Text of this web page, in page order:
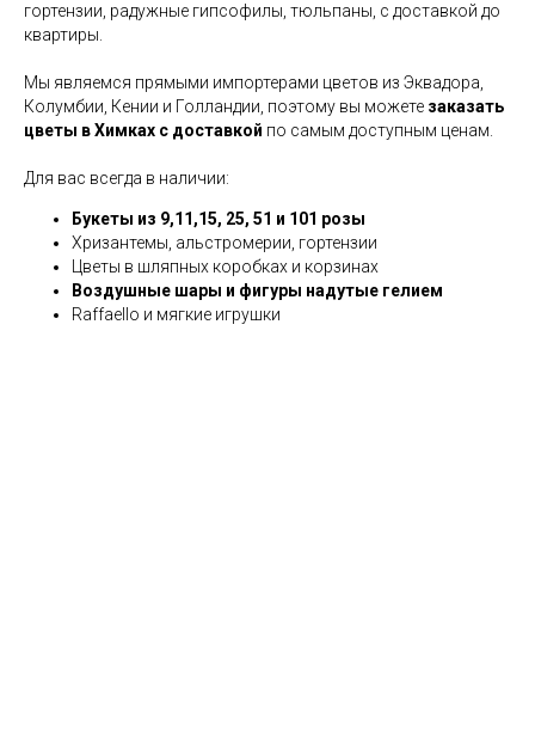
гортензии, радужные гипсофилы, тюльпаны, с доставкой до
квартиры.
Мы являемся прямыми импортерами цветов из Эквадора,
Колумбии, Кении и Голландии, поэтому вы можете заказать
цветы в Химках с доставкой по самым доступным ценам.
Для вас всегда в наличии:
Букеты из 9,11,15, 25, 51 и 101 розы
Хризантемы, альстромерии, гортензии
Цветы в шляпных коробках и корзинах
Воздушные шары и фигуры надутые гелием
Raffaello и мягкие игрушки